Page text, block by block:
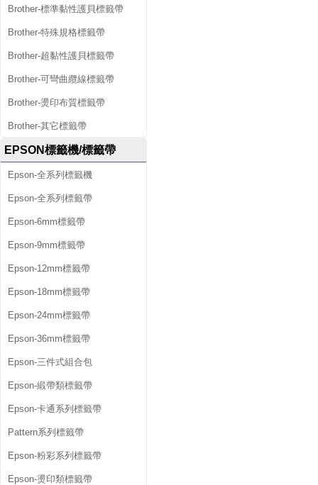
Brother-標準黏性護貝標籤帶
Brother-特殊規格標籤帶
Brother-超黏性護貝標籤帶
Brother-可彎曲纜線標籤帶
Brother-燙印布質標籤帶
Brother-其它標籤帶
EPSON標籤機/標籤帶
Epson-全系列標籤機
Epson-全系列標籤帶
Epson-6mm標籤帶
Epson-9mm標籤帶
Epson-12mm標籤帶
Epson-18mm標籤帶
Epson-24mm標籤帶
Epson-36mm標籤帶
Epson-三件式組合包
Epson-緞帶類標籤帶
Epson-卡通系列標籤帶
Pattern系列標籤帶
Epson-粉彩系列標籤帶
Epson-燙印類標籤帶